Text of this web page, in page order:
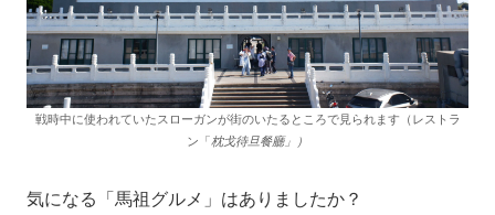
戦時中に使われていたスローガンが街のいたるところで見られます（レストラ
ン「枕戈待旦餐廳」）
気になる「馬祖グルメ」はありましたか？